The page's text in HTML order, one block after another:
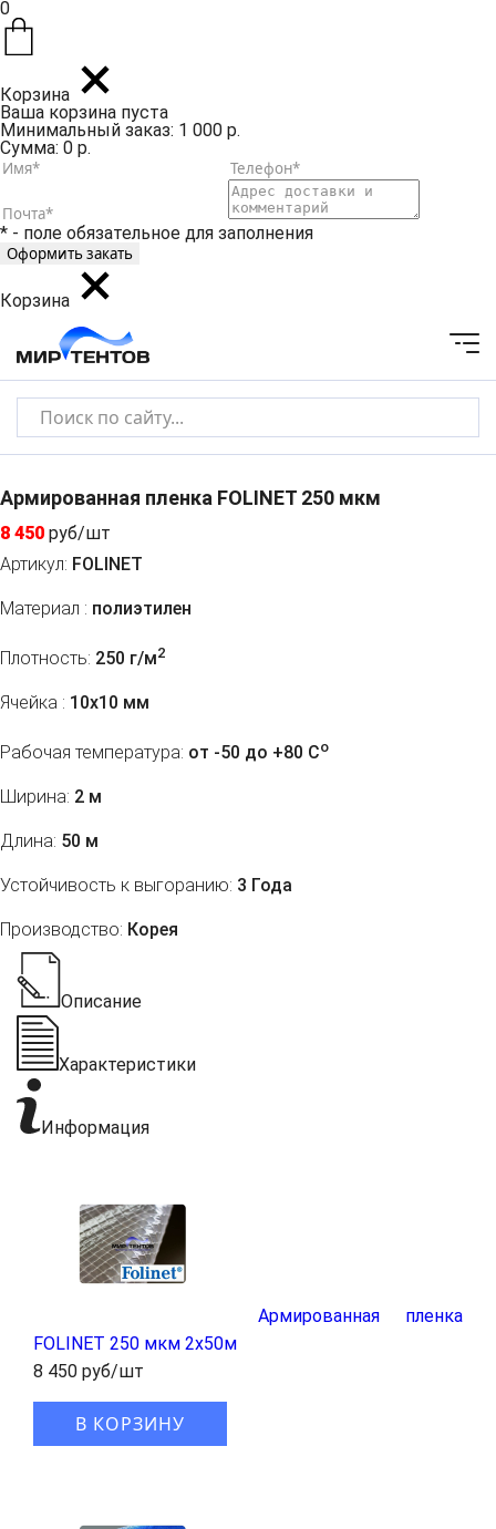
0
Корзина
Ваша корзина пуста
Минимальный заказ: 1 000 р.
Сумма: 0 р.
* - поле обязательное для заполнения
Корзина
Армированная пленка FOLINET 250 мкм
8 450 руб/шт
Артикул: FOLINET
Материал : полиэтилен
Плотность: 250 г/м2
Ячейка : 10х10 мм
Рабочая температура: от -50 до +80 Co
Ширина: 2 м
Длина: 50 м
Устойчивость к выгоранию: 3 Года
Производство: Корея
Описание
Характеристики
Информация
Армированная пленка
FOLINET 250 мкм 2x50м
8 450 руб/шт
В КОРЗИНУ